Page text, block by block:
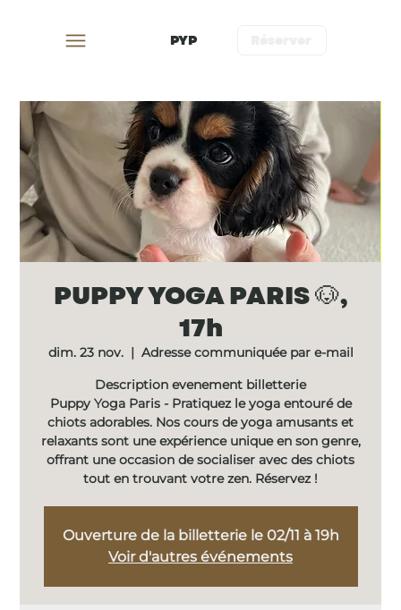
PYP
PUPPY YOGA PARIS 🐶,
17h
dim. 23 nov.
  |
Adresse communiquée par e-mail
Description evenement billetterie
Puppy Yoga Paris - Pratiquez le yoga entouré de
chiots adorables. Nos cours de yoga amusants et
relaxants sont une expérience unique en son genre,
offrant une occasion de socialiser avec des chiots
tout en trouvant votre zen. Réservez !
Ouverture de la billetterie le 02/11 à 19h
Voir d'autres événements